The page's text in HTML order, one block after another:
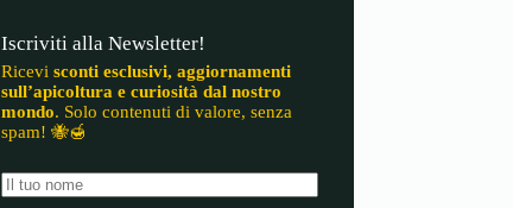
Iscriviti alla Newsletter!
Ricevisconti esclusivi, aggiornamenti
sull’apicoltura e curiosità dal nostro
mondo. Solo contenuti di valore, senza
spam! 🐝🍯